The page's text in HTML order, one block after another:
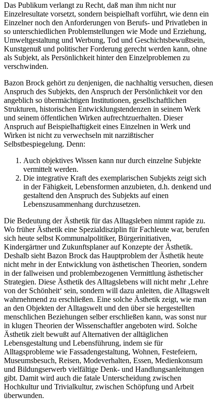
Das Publikum verlangt zu Recht, daß man ihm nicht nur
Einzelresultate vorsetzt, sondern beispielhaft vorführt, wie denn ein
Einzelner noch den Anforderungen von Berufs- und Privatleben in
so unterschiedlichen Problemstellungen wie Mode und Erziehung,
Umweltgestaltung und Werbung, Tod und Geschichtsbewußtsein,
Kunstgenuß und politischer Forderung gerecht werden kann, ohne
als Subjekt, als Persönlichkeit hinter den Einzelproblemen zu
verschwinden.
Bazon Brock gehört zu denjenigen, die nachhaltig versuchen, diesen
Anspruch des Subjekts, den Anspruch der Persönlichkeit vor den
angeblich so übermächtigen Institutionen, gesellschaftlichen
Strukturen, historischen Entwicklungstendenzen in seinem Werk
und seinem öffentlichen Wirken aufrechtzuerhalten. Dieser
Anspruch auf Beispielhaftigkeit eines Einzelnen in Werk und
Wirken ist nicht zu verwechseln mit narzißtischer
Selbstbespiegelung. Denn:
Auch objektives Wissen kann nur durch einzelne Subjekte
vermittelt werden.
Die integrative Kraft des exemplarischen Subjekts zeigt sich
in der Fähigkeit, Lebensformen anzubieten, d.h. denkend und
gestaltend den Anspruch des Subjekts auf einen
Lebenszusammenhang durchzusetzen.
Die Bedeutung der Ästhetik für das Alltagsleben nimmt rapide zu.
Wo früher Ästhetik eine Spezialdisziplin für Fachleute war, berufen
sich heute selbst Kommunalpolitiker, Bürgerinitiativen,
Kindergärtner und Zukunftsplaner auf Konzepte der Ästhetik.
Deshalb sieht Bazon Brock das Hauptproblem der Ästhetik heute
nicht mehr in der Entwicklung von ästhetischen Theorien, sondern
in der fallweisen und problembezogenen Vermittlung ästhetischer
Strategien. Diese Ästhetik des Alltagslebens will nicht mehr ‚Lehre
von der Schönheit‘ sein, sondern will dazu anleiten, die Alltagswelt
wahrnehmend zu erschließen. Eine solche Ästhetik zeigt, wie man
an den Objekten der Alltagswelt und den über sie hergestellten
menschlichen Beziehungen selber erschließen kann, was sonst nur
in klugen Theorien der Wissenschaftler angeboten wird. Solche
Ästhetik zielt bewußt auf Alternativen der alltäglichen
Lebensgestaltung und Lebensführung, indem sie für
Alltagsprobleme wie Fassadengestaltung, Wohnen, Festefeiern,
Museumsbesuch, Reisen, Modeverhalten, Essen, Medienkonsum
und Bildungserwerb vielfältige Denk- und Handlungsanleitungen
gibt. Damit wird auch die fatale Unterscheidung zwischen
Hochkultur und Trivialkultur, zwischen Schöpfung und Arbeit
überwunden.